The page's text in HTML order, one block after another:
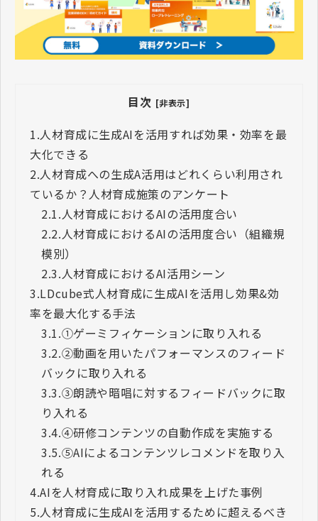
目次 [非表示]
1.人材育成に生成AIを活用すれば効果・効率を最
大化できる
2.人材育成への生成A活用はどれくらい利用され
ているか？人材育成施策のアンケート
2.1.人材育成におけるAIの活用度合い
2.2.人材育成におけるAIの活用度合い（組織規
模別）
2.3.人材育成におけるAI活用シーン
3.LDcube式人材育成に生成AIを活用し効果&効
率を最大化する手法
3.1.①ゲーミフィケーションに取り入れる
3.2.②動画を用いたパフォーマンスのフィード
バックに取り入れる
3.3.③朗読や暗唱に対するフィードバックに取
り入れる
3.4.④研修コンテンツの自動作成を実施する
3.5.⑤AIによるコンテンツレコメンドを取り入
れる
4.AIを人材育成に取り入れ成果を上げた事例
5.人材育成に生成AIを活用するために超えるべき